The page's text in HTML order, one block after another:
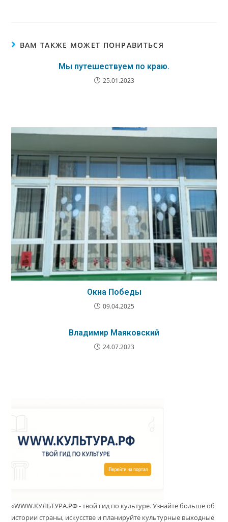
ВАМ ТАКЖЕ МОЖЕТ ПОНРАВИТЬСЯ
Мы путешествуем по краю.
25.01.2023
Окна Победы
09.04.2025
Владимир Маяковский
24.07.2023
«WWW.КУЛЬТУРА.РФ - твой гид по культуре. Узнайте больше об
истории страны, искусстве и планируйте культурные выходные